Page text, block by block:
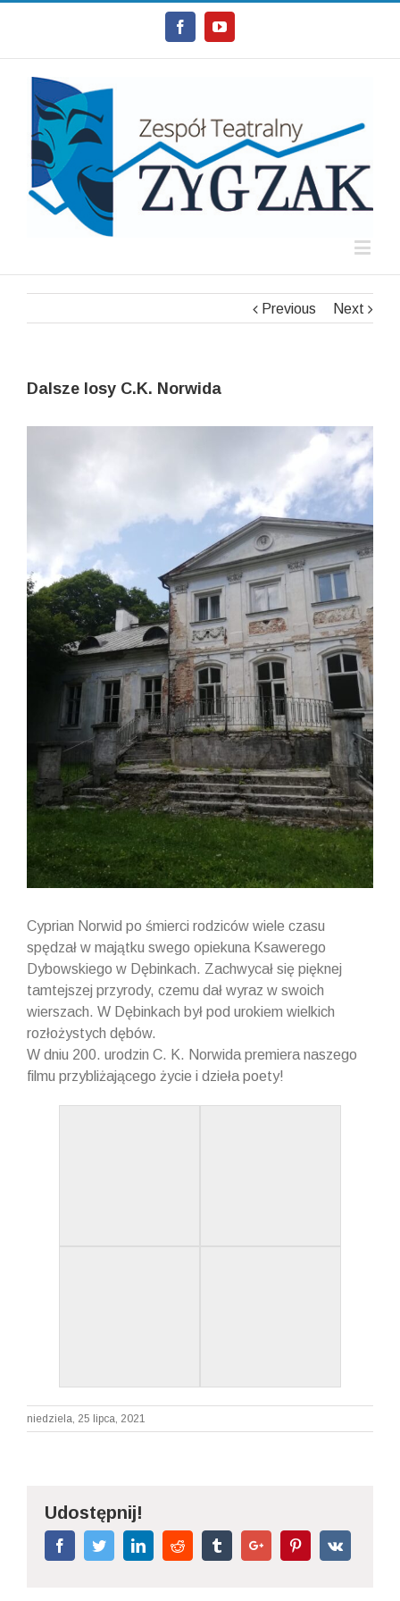
FacebookYoutube
Previous Next
Dalsze losy C.K. Norwida
Cyprian Norwid po śmierci rodziców wiele czasu
spędzał w majątku swego opiekuna Ksawerego
Dybowskiego w Dębinkach. Zachwycał się pięknej
tamtejszej przyrody, czemu dał wyraz w swoich
wierszach. W Dębinkach był pod urokiem wielkich
rozłożystych dębów.
W dniu 200. urodzin C. K. Norwida premiera naszego
filmu przybliżającego życie i dzieła poety!
niedziela, 25 lipca, 2021
Udostępnij!
FacebookTwitterLinkedinReddit TumblrGoogle+ PinterestVk